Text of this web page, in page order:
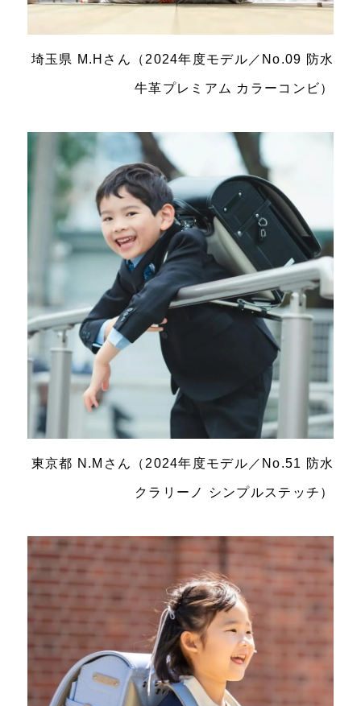
埼玉県 M.Hさん （2024年度モデル／No.09 防水
牛革プレミアム カラーコンビ）
東京都 N.Mさん（2024年度モデル／No.51 防水
クラリーノ シンプルステッチ）